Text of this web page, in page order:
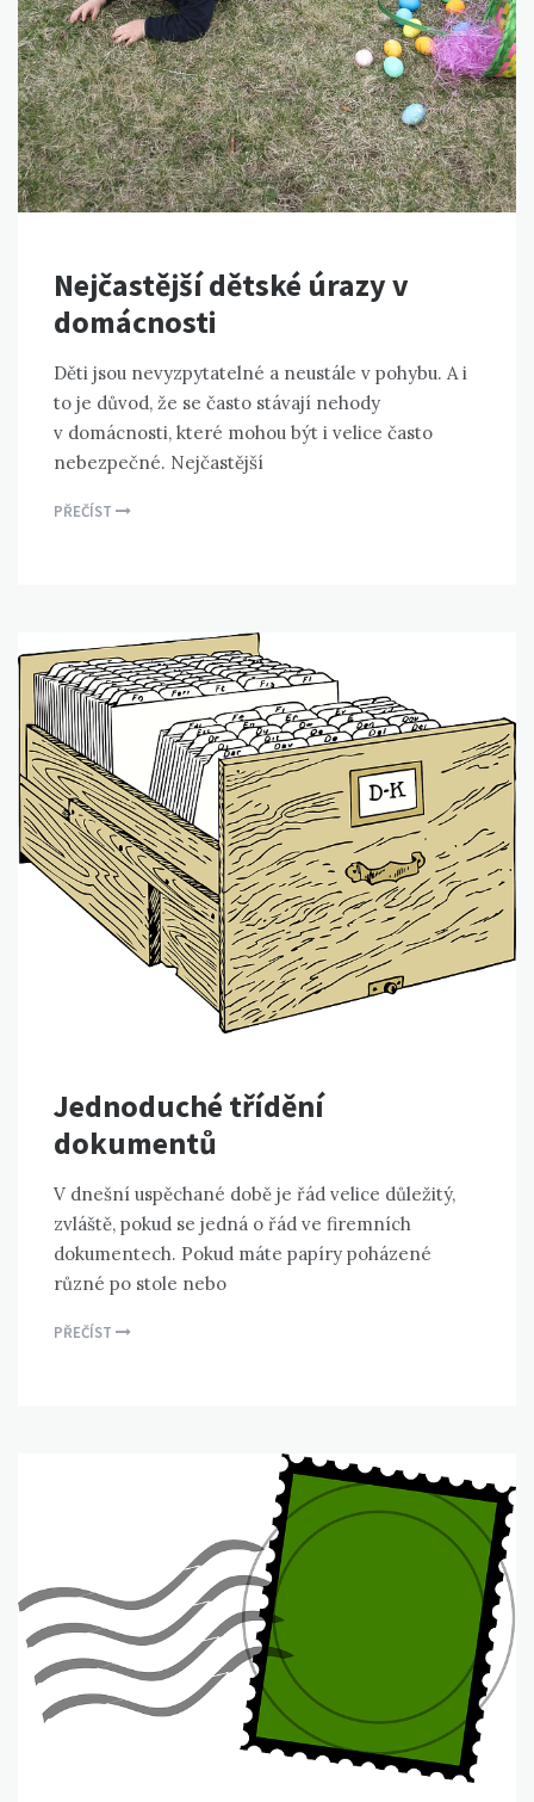
Nejčastější dětské úrazy v
domácnosti
Děti jsou nevyzpytatelné a neustále v pohybu. A i
to je důvod, že se často stávají nehody
v domácnosti, které mohou být i velice často
nebezpečné. Nejčastější
PŘEČÍST
Jednoduché třídění
dokumentů
V dnešní uspěchané době je řád velice důležitý,
zvláště, pokud se jedná o řád ve firemních
dokumentech. Pokud máte papíry poházené
různé po stole nebo
PŘEČÍST